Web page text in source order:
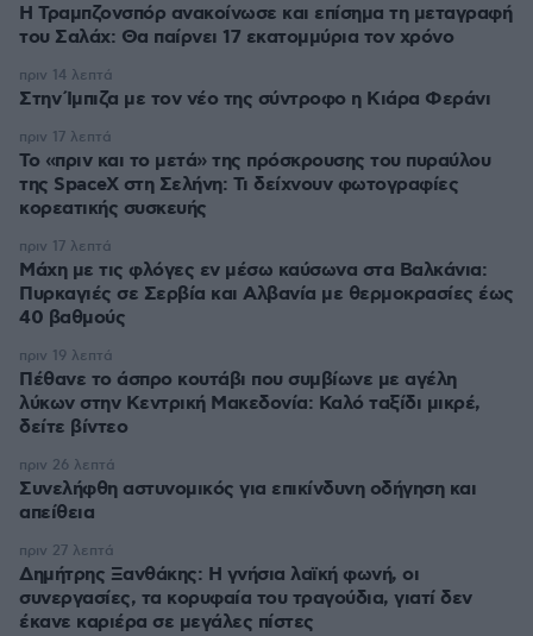
Η Τραμπζονσπόρ ανακοίνωσε και επίσημα τη μεταγραφή
του Σαλάχ: Θα παίρνει 17 εκατομμύρια τον χρόνο
Στην Ίμπιζα με τον νέο της σύντροφο η Κιάρα Φεράνι
πριν 14 λεπτά
Το «πριν και το μετά» της πρόσκρουσης του πυραύλου
της SpaceX στη Σελήνη: Τι δείχνουν φωτογραφίες
κορεατικής συσκευής
πριν 17 λεπτά
Μάχη με τις φλόγες εν μέσω καύσωνα στα Βαλκάνια:
Πυρκαγιές σε Σερβία και Αλβανία με θερμοκρασίες έως
40 βαθμούς
πριν 17 λεπτά
Πέθανε το άσπρο κουτάβι που συμβίωνε με αγέλη
λύκων στην Κεντρική Μακεδονία: Καλό ταξίδι μικρέ,
δείτε βίντεο
πριν 19 λεπτά
Συνελήφθη αστυνομικός για επικίνδυνη οδήγηση και
απείθεια
πριν 26 λεπτά
Δημήτρης Ξανθάκης: Η γνήσια λαϊκή φωνή, οι
συνεργασίες, τα κορυφαία του τραγούδια, γιατί δεν
έκανε καριέρα σε μεγάλες πίστες
πριν 27 λεπτά